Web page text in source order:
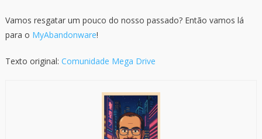
Vamos resgatar um pouco do nosso passado? Então vamos lá
para o MyAbandonware!
Texto original: Comunidade Mega Drive